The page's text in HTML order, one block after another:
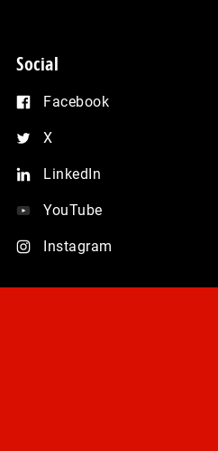
Social
Facebook
X
LinkedIn
YouTube
Instagram